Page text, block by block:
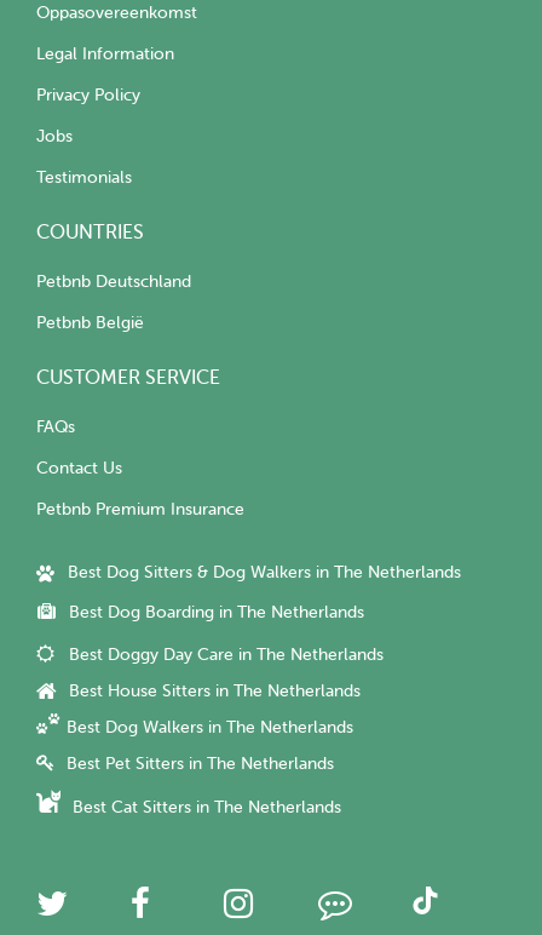
Oppasovereenkomst
Legal Information
Privacy Policy
Jobs
Testimonials
COUNTRIES
Petbnb Deutschland
Petbnb België
CUSTOMER SERVICE
FAQs
Contact Us
Petbnb Premium Insurance
Best Dog Sitters & Dog Walkers in The Netherlands
Best Dog Boarding in The Netherlands
Best Doggy Day Care in The Netherlands
Best House Sitters in The Netherlands
Best Dog Walkers in The Netherlands
Best Pet Sitters in The Netherlands
Best Cat Sitters in The Netherlands